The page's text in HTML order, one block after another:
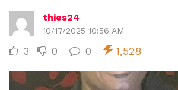
thies24
10/17/2025 10:56 AM
3 0 0 1,528